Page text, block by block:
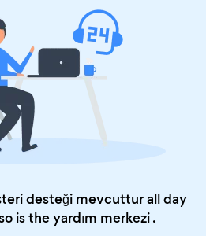
desteği mevcuttur all day
is theyardım merkezi.